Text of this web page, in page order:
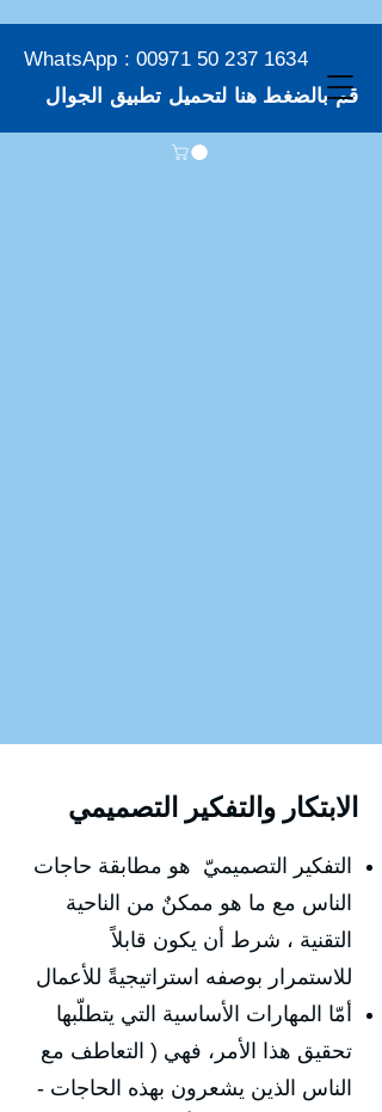
WhatsApp : 00971 50 237 1634
قم بالضغط هنا لتحميل تطبيق الجوال
الابتكار والتفكير التصميمي
التفكير التصميميّ هو مطابقة حاجات
الناس مع ما هو ممكنٌ من الناحية
التقنية ، شرط أن يكون قابلاً
للاستمرار بوصفه استراتيجيةً للأعمال
أمّا المهارات الأساسية التي يتطلّبها
تحقيق هذا الأمر، فهي ( التعاطف مع
الناس الذين يشعرون بهذه الحاجات -